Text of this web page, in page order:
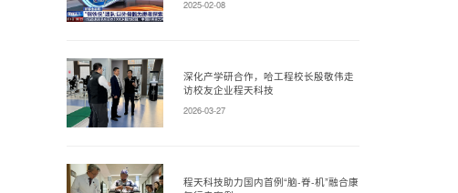
2025-02-08
深化产学研合作，哈工程校长殷敬伟走
访校友企业程天科技
2026-03-27
程天科技助力国内首例“脑-脊-机”融合康